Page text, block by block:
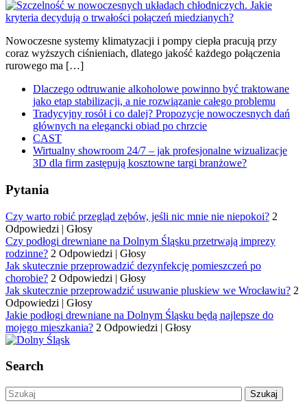
Nowoczesne systemy klimatyzacji i pompy ciepła pracują przy
coraz wyższych ciśnieniach, dlatego jakość każdego połączenia
rurowego ma […]
Dlaczego odtruwanie alkoholowe powinno być traktowane
jako etap stabilizacji, a nie rozwiązanie całego problemu
Tradycyjny rosół i co dalej? Propozycje nowoczesnych dań
głównych na elegancki obiad po chrzcie
CAST
Wirtualny showroom 24/7 – jak profesjonalne wizualizacje
3D dla firm zastępują kosztowne targi branżowe?
Pytania
Czy warto robić przegląd zębów, jeśli nic mnie nie niepokoi? 2
Odpowiedzi | Głosy
Czy podłogi drewniane na Dolnym Śląsku przetrwają imprezy
rodzinne? 2 Odpowiedzi | Głosy
Jak skutecznie przeprowadzić dezynfekcję pomieszczeń po
chorobie? 2 Odpowiedzi | Głosy
Jak skutecznie przeprowadzić usuwanie pluskiew we Wrocławiu? 2
Odpowiedzi | Głosy
Jakie podłogi drewniane na Dolnym Śląsku będą najlepsze do
mojego mieszkania? 2 Odpowiedzi | Głosy
Search